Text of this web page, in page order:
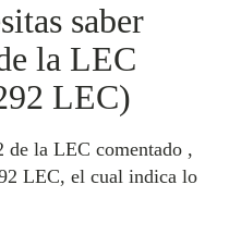
saber
la LEC
LEC)
de la LEC comentado ,
LEC, el cual indica lo